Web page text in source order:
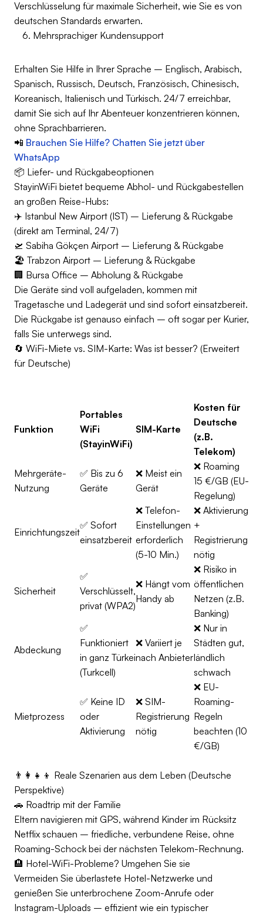
Verschlüsselung für maximale Sicherheit, wie Sie es von
deutschen Standards erwarten.
Mehrsprachiger Kundensupport
Erhalten Sie Hilfe in Ihrer Sprache – Englisch, Arabisch,
Spanisch, Russisch, Deutsch, Französisch, Chinesisch,
Koreanisch, Italienisch und Türkisch. 24/7 erreichbar,
damit Sie sich auf Ihr Abenteuer konzentrieren können,
ohne Sprachbarrieren.
📲 Brauchen Sie Hilfe? Chatten Sie jetzt über
WhatsApp
📦 Liefer- und Rückgabeoptionen
StayinWiFi bietet bequeme Abhol- und Rückgabestellen
an großen Reise-Hubs:
✈️ Istanbul New Airport (IST) – Lieferung & Rückgabe
(direkt am Terminal, 24/7)
🛫 Sabiha Gökçen Airport – Lieferung & Rückgabe
🏖️ Trabzon Airport – Lieferung & Rückgabe
🏢 Bursa Office – Abholung & Rückgabe
Die Geräte sind voll aufgeladen, kommen mit
Tragetasche und Ladegerät und sind sofort einsatzbereit.
Die Rückgabe ist genauso einfach – oft sogar per Kurier,
falls Sie unterwegs sind.
🔄 WiFi-Miete vs. SIM-Karte: Was ist besser? (Erweitert
für Deutsche)
Funktion
Portables
WiFi
(StayinWiFi)
SIM-Karte
Kosten für
Deutsche
(z.B.
Telekom)
Mehrgeräte-
Nutzung
✅ Bis zu 6
Geräte
❌ Meist ein
Gerät
❌ Roaming
15 €/GB (EU-
Regelung)
Einrichtungszeit
✅ Sofort
einsatzbereit
❌ Telefon-
Einstellungen
erforderlich
(5-10 Min.)
❌ Aktivierung
+
Registrierung
nötig
Sicherheit
✅
Verschlüsselt,
privat (WPA2)
❌ Hängt vom
Handy ab
❌ Risiko in
öffentlichen
Netzen (z.B.
Banking)
Abdeckung
✅
Funktioniert
in ganz Türkei
(Turkcell)
❌ Variiert je
nach Anbieter
❌ Nur in
Städten gut,
ländlich
schwach
Mietprozess
✅ Keine ID
oder
Aktivierung
❌ SIM-
Registrierung
nötig
❌ EU-
Roaming-
Regeln
beachten (10
€/GB)
👨‍👩‍👧‍👦 Reale Szenarien aus dem Leben (Deutsche
Perspektive)
🚗 Roadtrip mit der Familie
Eltern navigieren mit GPS, während Kinder im Rücksitz
Netflix schauen – friedliche, verbundene Reise, ohne
Roaming-Schock bei der nächsten Telekom-Rechnung.
🏨 Hotel-WiFi-Probleme? Umgehen Sie sie
Vermeiden Sie überlastete Hotel-Netzwerke und
genießen Sie unterbrochene Zoom-Anrufe oder
Instagram-Uploads – effizient wie ein typischer